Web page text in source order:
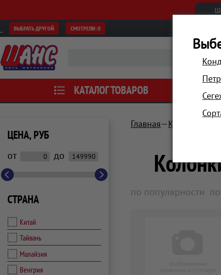
ВЫБРАТЬ ДРУГОЙ СМОТРЕЛИ:0
КАТАЛОГ ТОВАРОВ АКЦИИ
ЦЕНА, РУБ
от до
СТРАНА
Китай
Тайвань
Малайзия
Венгрия
Главная Компьютеры
по популярности